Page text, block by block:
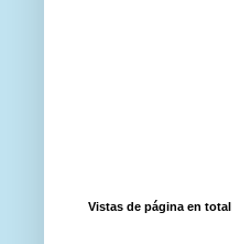
Vistas de página en total